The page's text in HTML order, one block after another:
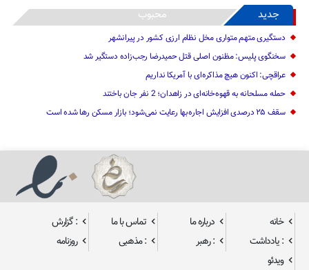
جدید محبوب
دستگیری متهم متواری مخل نظام ارزی کشور در پیرانشهر
سخنگوی پلیس: مظنون اصلی قتل حمیدرضا رجب‌زاده دستگیر شد
عراقچی: اکنون هیچ مذاکره‌ای با آمریکا نداریم
حمله مسلحانه به قهوه‌خانه‌ای در زاهدان؛ 2 نفر جان باختند
سقف ۲۵ درصدی افزایش اجاره‌بها رعایت نمی‌شود؛ بازار مسکن رها شده است
خانه درباره ما تماس با ما
: گزارش
: یادداشت
: رهبر : مذهبی
روزنامه
ویدئو